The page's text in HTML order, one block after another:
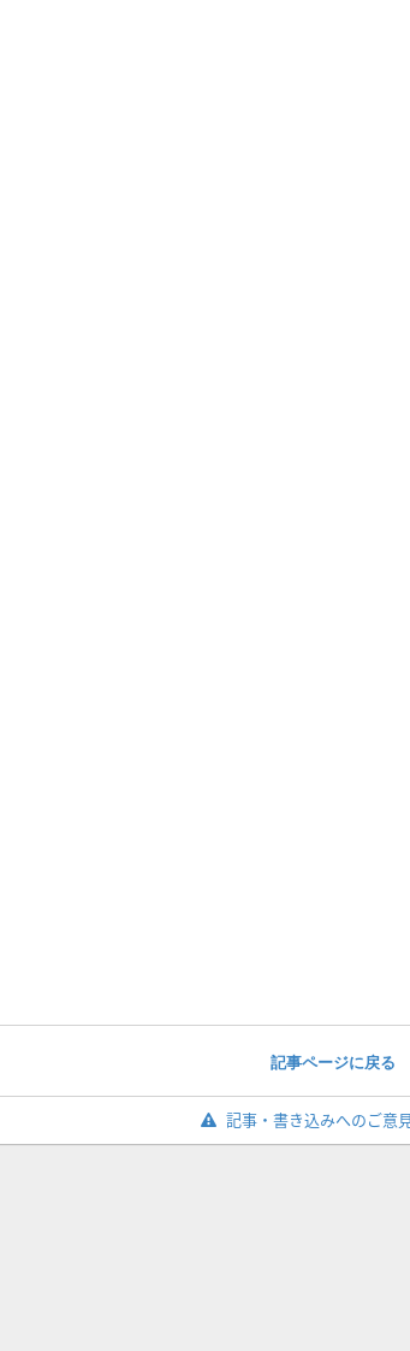
記事ページに戻る
記事・書き込みへのご意